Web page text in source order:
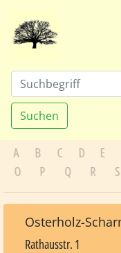
Suchen
A B C D E
O P Q R S
Osterholz-
Rathausstr. 1